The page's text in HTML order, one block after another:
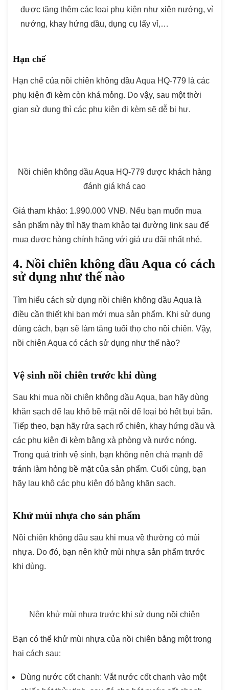
được tặng thêm các loại phụ kiện như xiên nướng, vỉ
nướng, khay hứng dầu, dụng cụ lấy vỉ,…
Hạn chế
Hạn chế của nồi chiên không dầu Aqua HQ-779 là các
phụ kiện đi kèm còn khá mỏng. Do vậy, sau một thời
gian sử dụng thì các phụ kiện đi kèm sẽ dễ bị hư.
Nồi chiên không dầu Aqua HQ-779 được khách hàng
đánh giá khá cao
Giá tham khảo: 1.990.000 VNĐ. Nếu bạn muốn mua
sản phẩm này thì hãy tham khảo tại đường link sau để
mua được hàng chính hãng với giá ưu đãi nhất nhé.
4. Nồi chiên không dầu Aqua có cách
sử dụng như thế nào
Tìm hiểu cách sử dụng nồi chiên không dầu Aqua là
điều cần thiết khi bạn mới mua sản phẩm. Khi sử dụng
đúng cách, bạn sẽ làm tăng tuổi thọ cho nồi chiên. Vậy,
nồi chiên Aqua có cách sử dụng như thế nào?
Vệ sinh nồi chiên trước khi dùng
Sau khi mua nồi chiên không dầu Aqua, bạn hãy dùng
khăn sạch để lau khô bề mặt nồi để loại bỏ hết bụi bẩn.
Tiếp theo, bạn hãy rửa sạch rổ chiên, khay hứng dầu và
các phụ kiện đi kèm bằng xà phòng và nước nóng.
Trong quá trình vệ sinh, bạn không nên chà mạnh để
tránh làm hỏng bề mặt của sản phẩm. Cuối cùng, bạn
hãy lau khô các phụ kiện đó bằng khăn sạch.
Khử mùi nhựa cho sản phẩm
Nồi chiên không dầu sau khi mua về thường có mùi
nhựa. Do đó, bạn nên khử mùi nhựa sản phẩm trước
khi dùng.
Nên khử mùi nhựa trước khi sử dụng nồi chiên
Bạn có thể khử mùi nhựa của nồi chiên bằng một trong
hai cách sau:
Dùng nước cốt chanh: Vắt nước cốt chanh vào một